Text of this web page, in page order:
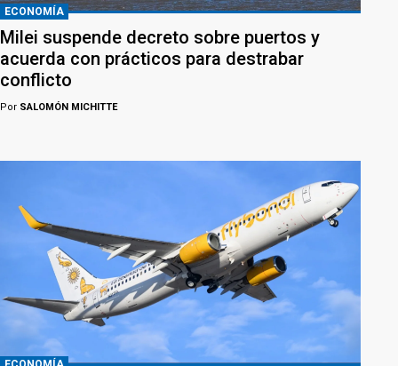
ECONOMÍA
Milei suspende decreto sobre puertos y
acuerda con prácticos para destrabar
conflicto
Por SALOMÓN MICHITTE